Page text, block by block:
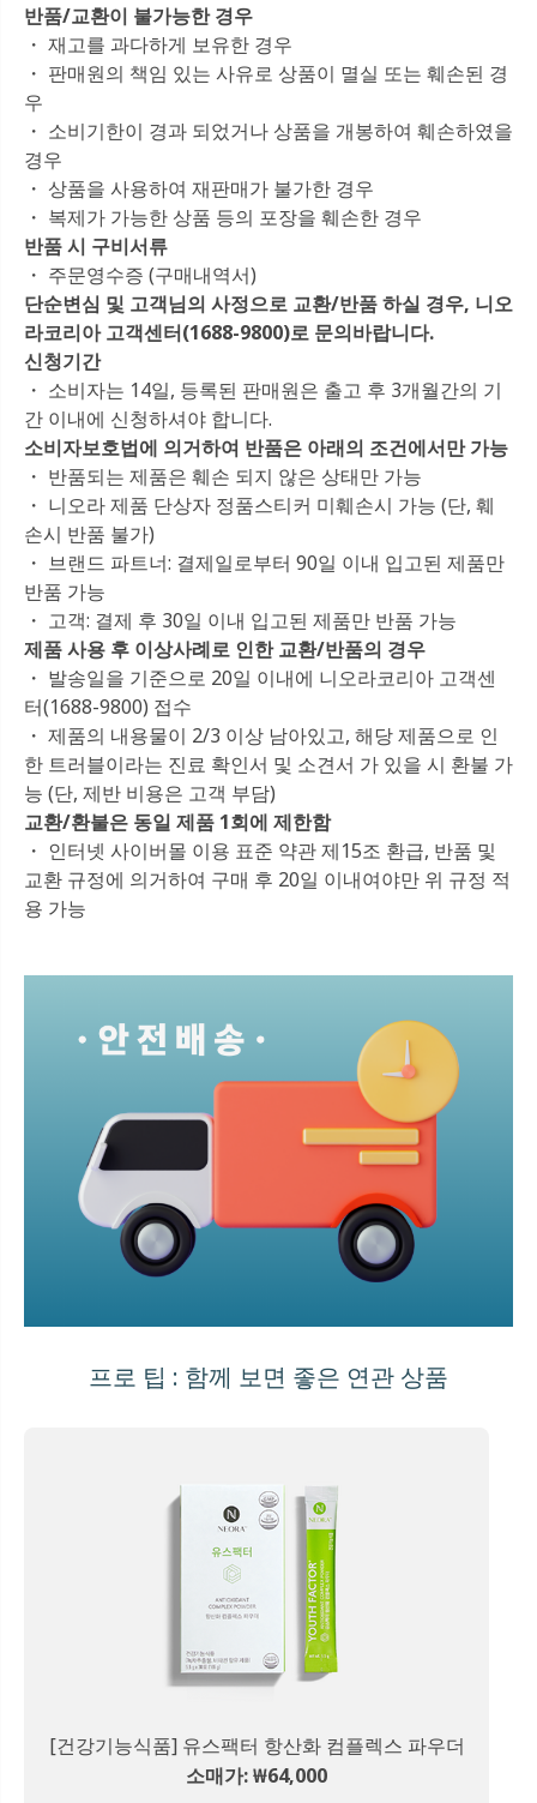
반품/교환이 불가능한 경우
・ 재고를 과다하게 보유한 경우
・ 판매원의 책임 있는 사유로 상품이 멸실 또는 훼손된 경
우
・ 소비기한이 경과 되었거나 상품을 개봉하여 훼손하였을
경우
・ 상품을 사용하여 재판매가 불가한 경우
・ 복제가 가능한 상품 등의 포장을 훼손한 경우
반품 시 구비서류
・ 주문영수증 (구매내역서)
단순변심 및 고객님의 사정으로 교환/반품 하실 경우, 니오
라코리아 고객센터(1688-9800)로 문의바랍니다.
신청기간
・ 소비자는 14일, 등록된 판매원은 출고 후 3개월간의 기
간 이내에 신청하셔야 합니다.
소비자보호법에 의거하여 반품은 아래의 조건에서만 가능
・ 반품되는 제품은 훼손 되지 않은 상태만 가능
・ 니오라 제품 단상자 정품스티커 미훼손시 가능 (단, 훼
손시 반품 불가)
・ 브랜드 파트너: 결제일로부터 90일 이내 입고된 제품만
반품 가능
・ 고객: 결제 후 30일 이내 입고된 제품만 반품 가능
제품 사용 후 이상사례로 인한 교환/반품의 경우
・ 발송일을 기준으로 20일 이내에 니오라코리아 고객센
터(1688-9800) 접수
・ 제품의 내용물이 2/3 이상 남아있고, 해당 제품으로 인
한 트러블이라는 진료 확인서 및 소견서 가 있을 시 환불 가
능 (단, 제반 비용은 고객 부담)
교환/환불은 동일 제품 1회에 제한함
・ 인터넷 사이버몰 이용 표준 약관 제15조 환급, 반품 및
교환 규정에 의거하여 구매 후 20일 이내여야만 위 규정 적
용 가능
프로 팁 : 함께 보면 좋은 연관 상품
[건강기능식품] 유스팩터 항산화 컴플렉스 파우더
소매가: ₩64,000